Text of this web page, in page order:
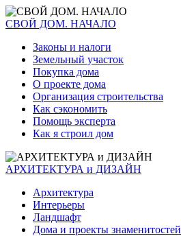
СВОЙ ДОМ. НАЧАЛО
Законы и налоги
Земельный участок
Покупка дома
О проекте дома
Организация строительства
Как сэкономить
Помощь эксперта
Как я строил дом
АРХИТЕКТУРА и ДИЗАЙН
Архитектура
Интерьеры
Ландшафт
Дома и проекты знаменитостей